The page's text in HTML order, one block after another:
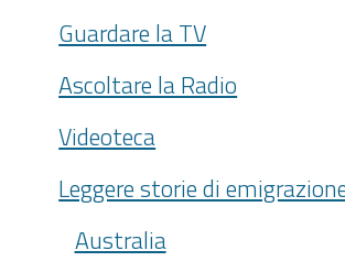
Guardare la TV
Ascoltare la Radio
Videoteca
Leggere storie di
Australia